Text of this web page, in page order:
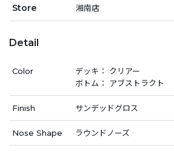
Store 湘南店
Detail
Color
デッキ： クリアー
ボトム： アブストラクト
Finish サンデッドグロス
Nose Shape ラウンドノーズ